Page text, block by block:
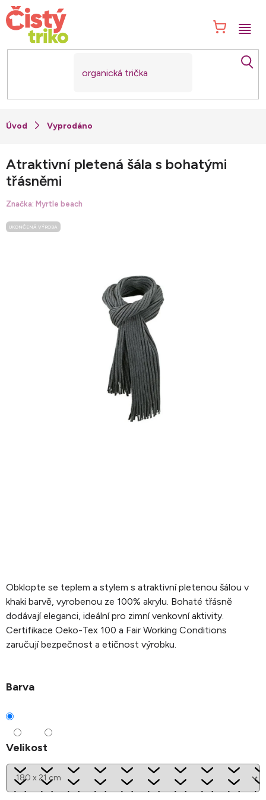
Přejít
na
obsah
Vyprodáno
Obklopte se teplem a stylem s atraktivní pletenou šálou v
khaki barvě, vyrobenou ze 100% akrylu. Bohaté třásně
dodávají eleganci, ideální pro zimní venkovní aktivity.
Certifikace Oeko-Tex 100 a Fair Working Conditions
zaručují bezpečnost a etičnost výrobku.
Barva
Velikost
Atraktivní pletená šála s bohatými
třásněmi
Značka: Myrtle beach
UKONČENÁ VÝROBA